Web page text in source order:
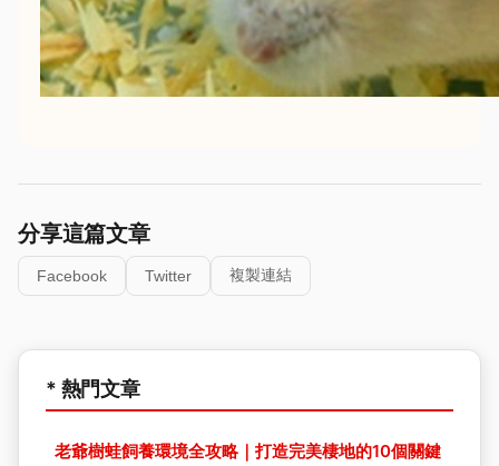
分享這篇文章
Facebook Twitter 複製連結
* 熱門文章
老爺樹蛙飼養環境全攻略｜打造完美棲地的10個關鍵